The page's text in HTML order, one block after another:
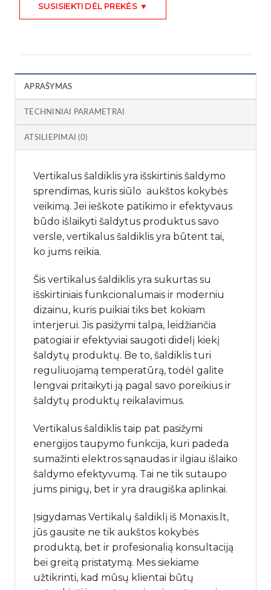
SUSISIEKTI DĖL PREKĖS ▼
APRAŠYMAS
TECHNINIAI PARAMETRAI
ATSILIEPIMAI (0)
Vertikalus šaldiklis yra išskirtinis šaldymo
sprendimas, kuris siūlo aukštos kokybės
veikimą. Jei ieškote patikimo ir efektyvaus
būdo išlaikyti šaldytus produktus savo
versle, vertikalus šaldiklis yra būtent tai,
ko jums reikia.
Šis vertikalus šaldiklis yra sukurtas su
išskirtiniais funkcionalumais ir moderniu
dizainu, kuris puikiai tiks bet kokiam
interjerui. Jis pasižymi talpa, leidžiančia
patogiai ir efektyviai saugoti didelį kiekį
šaldytų produktų. Be to, šaldiklis turi
reguliuojamą temperatūrą, todėl galite
lengvai pritaikyti ją pagal savo poreikius ir
šaldytų produktų reikalavimus.
Vertikalus šaldiklis taip pat pasižymi
energijos taupymo funkcija, kuri padeda
sumažinti elektros sąnaudas ir ilgiau išlaiko
šaldymo efektyvumą. Tai ne tik sutaupo
jums pinigų, bet ir yra draugiška aplinkai.
Įsigydamas Vertikalų šaldiklį iš Monaxis.lt,
jūs gausite ne tik aukštos kokybės
produktą, bet ir profesionalią konsultaciją
bei greitą pristatymą. Mes siekiame
užtikrinti, kad mūsų klientai būtų